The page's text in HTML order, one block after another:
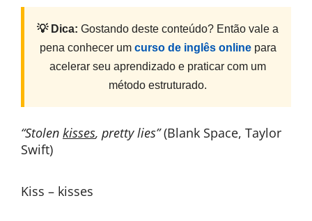
💡 Dica: Gostando deste conteúdo? Então vale a
pena conhecer um curso de inglês onlinepara
acelerar seu aprendizado e praticar com um
método estruturado.
“Stolen kisses, pretty lies”(Blank Space, Taylor
Swift)
Kiss – kisses